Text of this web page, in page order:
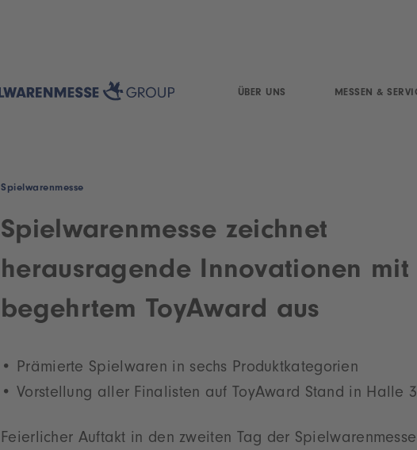
ÜBER UNS MESSEN &
Spielwarenmesse
Spielwarenmesse zeichnet
herausragende Innovationen mit
begehrtem ToyAward aus
Prämierte Spielwaren in sechs Produktkategorien
Vorstellung aller Finalisten auf ToyAward Stand in Halle
Feierlicher Auftakt in den zweiten Tag der